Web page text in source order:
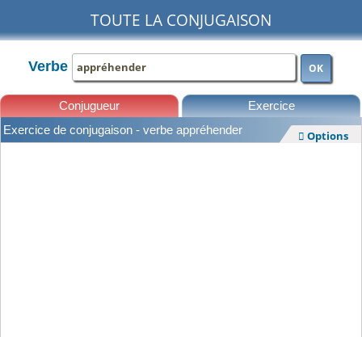
TOUTE LA CONJUGAISON
Verbe OK
Conjugueur Exercice
Exercice de conjugaison - verbe appréhender  Options